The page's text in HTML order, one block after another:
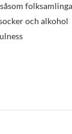
och alkohol